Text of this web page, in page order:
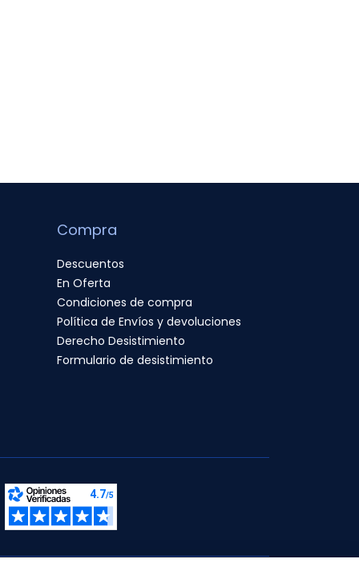
Compra
Descuentos
En Oferta
Condiciones de compra
Política de Envíos y devoluciones
Derecho Desistimiento
Formulario de desistimiento